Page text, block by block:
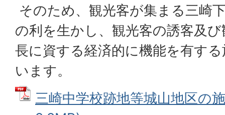
そのため、観光客が集まる三崎
の利を生かし、観光客の誘客及
長に資する経済的に機能を有す
います。
三崎中学校跡地等城山地区の